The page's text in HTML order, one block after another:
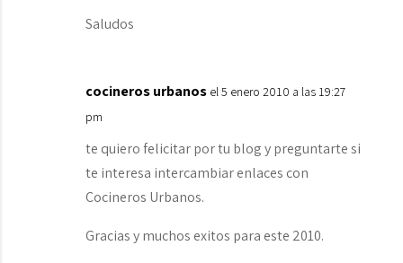
Saludos
cocineros urbanos el 5 enero 2010 a las 19:27
pm
te quiero felicitar por tu blog y preguntarte si
te interesa intercambiar enlaces con
Cocineros Urbanos.
Gracias y muchos exitos para este 2010.